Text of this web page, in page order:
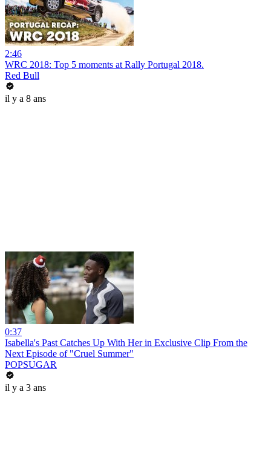
2:46
WRC 2018: Top 5 moments at Rally Portugal 2018.
Red Bull
il y a 8 ans
0:37
Isabella's Past Catches Up With Her in Exclusive Clip From the
Next Episode of "Cruel Summer"
POPSUGAR
il y a 3 ans